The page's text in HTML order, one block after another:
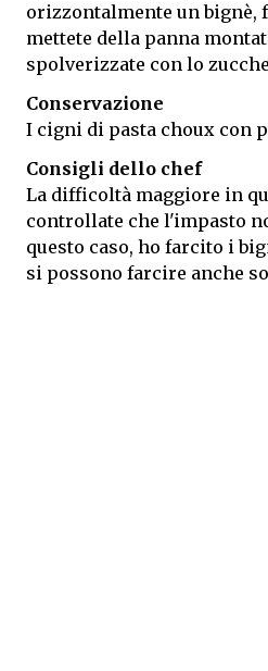
orizzontalmente un bignè,
mettete della panna
spolverizzate con lo
Conservazione
I cigni di pasta choux con
Consigli dello chef
La difficoltà maggiore in
controllate che l'impasto
questo caso, ho farcito i
si possono farcire anche